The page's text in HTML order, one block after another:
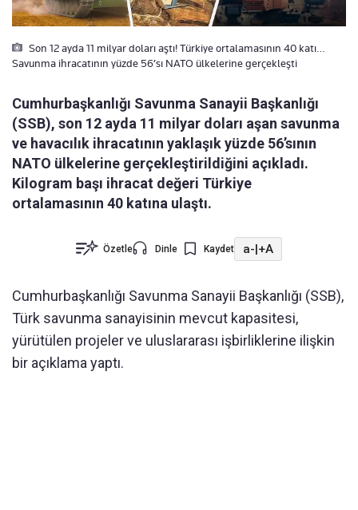
Son 12 ayda 11 milyar doları aştı! Türkiye ortalamasının 40 katı…
Savunma ihracatının yüzde 56’sı NATO ülkelerine gerçekleşti
Cumhurbaşkanlığı Savunma Sanayii Başkanlığı
(SSB), son 12 ayda 11 milyar doları aşan savunma
ve havacılık ihracatının yaklaşık yüzde 56’sının
NATO ülkelerine gerçekleştirildiğini açıkladı.
Kilogram başı ihracat değeri Türkiye
ortalamasının 40 katına ulaştı.
Özetle Dinle Kaydet a-|+A
Cumhurbaşkanlığı Savunma Sanayii Başkanlığı (SSB),
Türk savunma sanayisinin mevcut kapasitesi,
yürütülen projeler ve uluslararası işbirliklerine ilişkin
bir açıklama yaptı.